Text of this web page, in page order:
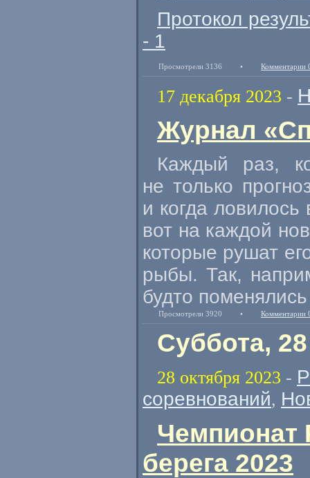
Протокол
- 1
Просмотрели 3136 • Комментарии
17 декабря 2023 -
Журнал
Каждый раз,
не только
и когда
вот на каждой
которые рушат
рыбы. Так,
будто
Просмотрели 3920 • Комментарии
Суббота,
28 октября 2023 -
соревнований,
Чемпионат
берега 2023